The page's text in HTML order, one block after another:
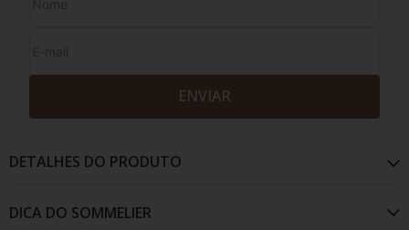
ENVIAR
DETALHES DO PRODUTO